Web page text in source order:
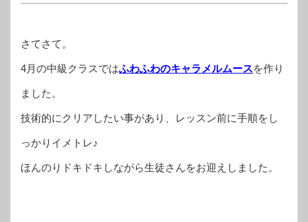
さてさて。
4月の中級クラスではふわふわのキャラメルムースを作り
ました。
技術的にクリアしたい事があり、レッスン前に手順をし
っかりイメトレ♪
ほんのりドキドキしながら生徒さんをお迎えしました。